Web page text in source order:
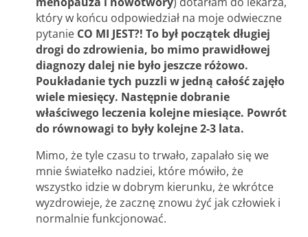
który w końcu odpowiedział na moje odwieczne
pytanie CO MI JEST?! To był początek długiej
drogi do zdrowienia, bo mimo prawidłowej
diagnozy dalej nie było jeszcze różowo.
Poukładanie tych puzzli w jedną całość zajęło
wiele miesięcy. Następnie dobranie
właściwego leczenia kolejne miesiące. Powrót
do równowagi to były kolejne 2-3 lata.
Mimo, że tyle czasu to trwało, zapalało się we
mnie światełko nadziei, które mówiło, że
wszystko idzie w dobrym kierunku, że wkrótce
wyzdrowieje, że zacznę znowu żyć jak człowiek i
normalnie funkcjonować.